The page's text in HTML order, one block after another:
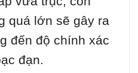
quá lớn sẽ gây ra
đến độ chính xác
đạn.